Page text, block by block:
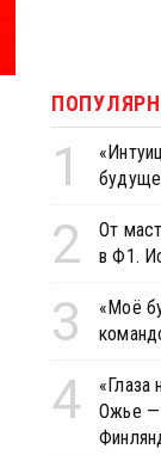
1
2
От
в Ф1.
3
«Моё
4
«Глаза
Ожье —